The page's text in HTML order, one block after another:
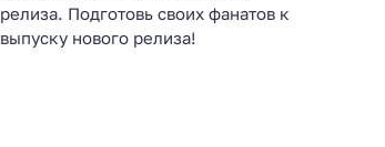
релиза. Подготовь своих фанатов к
выпуску нового релиза!